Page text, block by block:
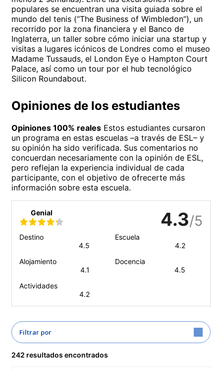
populares se encuentran una visita guiada sobre el
mundo del tenis (“The Business of Wimbledon”), un
recorrido por la zona financiera y el Banco de
Inglaterra, un taller sobre cómo iniciar una startup y
visitas a lugares icónicos de Londres como el museo
Madame Tussauds, el London Eye o Hampton Court
Palace, así como un tour por el hub tecnológico
Silicon Roundabout.
Opiniones de los estudiantes
Opiniones 100% reales Estos estudiantes cursaron
un programa en estas escuelas –a través de ESL– y
su opinión ha sido verificada. Sus comentarios no
concuerdan necesariamente con la opinión de ESL,
pero reflejan la experiencia individual de cada
participante, con el objetivo de ofrecerte más
información sobre esta escuela.
Genial 4.3/5
Destino
4.5
Escuela
4.2
Alojamiento
4.1
Docencia
4.5
Actividades
4.2
Filtrar por
242 resultados encontrados